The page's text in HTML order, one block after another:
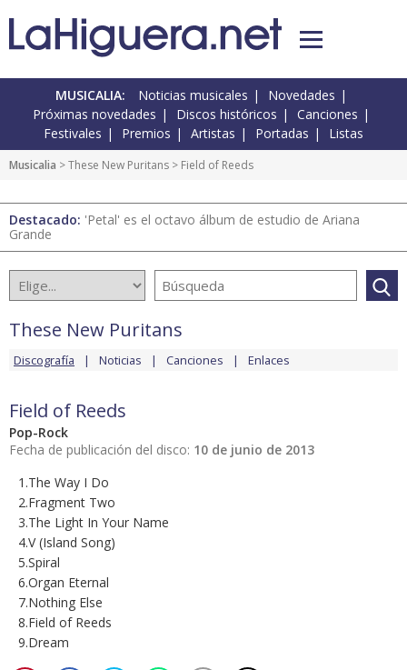
MUSICALIA: Noticias musicales
Novedades
Próximas novedades
Discos históricos
Canciones
Festivales
Premios Artistas Portadas Listas
Musicalia >These New Puritans > Field of Reeds
Destacado: 'Petal' es el octavo álbum de estudio de Ariana
Grande
These New Puritans
Discografía Noticias Canciones Enlaces
Field of Reeds
Pop-Rock
Fecha de publicación del disco: 10 de junio de 2013
1.The Way I Do
2.Fragment Two
3.The Light In Your Name
4.V (Island Song)
5.Spiral
6.Organ Eternal
7.Nothing Else
8.Field of Reeds
9.Dream